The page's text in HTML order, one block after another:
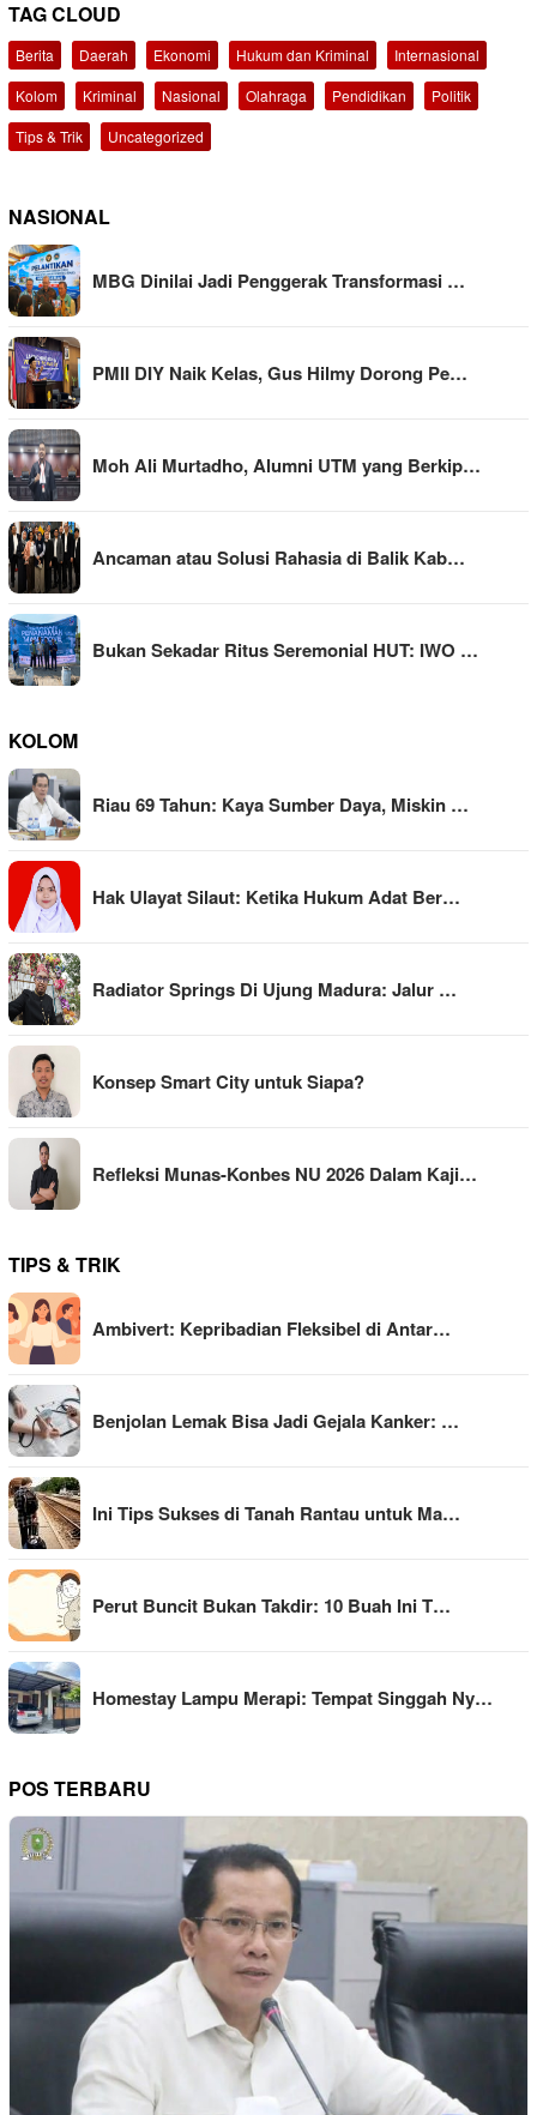
TAG CLOUD
Berita Daerah Ekonomi Hukum dan Kriminal
Internasional
Kolom
Kriminal Nasional Olahraga Pendidikan
Politik
Tips & Trik
Uncategorized
NASIONAL
MBG Dinilai Jadi Penggerak Transformasi …
PMII DIY Naik Kelas, Gus Hilmy Dorong Pe…
Moh Ali Murtadho, Alumni UTM yang Berkip…
Ancaman atau Solusi Rahasia di Balik Kab…
Bukan Sekadar Ritus Seremonial HUT: IWO …
KOLOM
Riau 69 Tahun: Kaya Sumber Daya, Miskin …
Hak Ulayat Silaut: Ketika Hukum Adat Ber…
Radiator Springs Di Ujung Madura: Jalur …
Konsep Smart City untuk Siapa?
Refleksi Munas-Konbes NU 2026 Dalam Kaji…
TIPS & TRIK
Ambivert: Kepribadian Fleksibel di Antar…
Benjolan Lemak Bisa Jadi Gejala Kanker: …
Ini Tips Sukses di Tanah Rantau untuk Ma…
Perut Buncit Bukan Takdir: 10 Buah Ini T…
Homestay Lampu Merapi: Tempat Singgah Ny…
POS TERBARU